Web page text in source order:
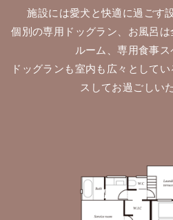
施設には愛犬と快適に過ごす
個別の専用ドッグラン、お風呂
ルーム、専用食事ス
ドッグランも室内も広々として
スしてお過ごしい